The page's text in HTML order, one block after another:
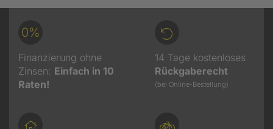
0%
Finanzierung ohne
Zinsen: Einfach in 10
Raten!
14 Tage kostenloses
Rückgaberecht
(bei Online-Bestellung)